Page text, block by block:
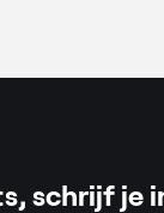
schrijf je